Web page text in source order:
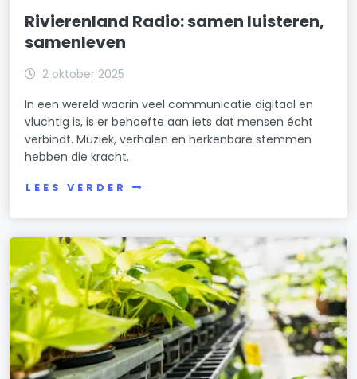
Rivierenland Radio: samen luisteren,
samenleven
2 oktober 2025
In een wereld waarin veel communicatie digitaal en
vluchtig is, is er behoefte aan iets dat mensen écht
verbindt. Muziek, verhalen en herkenbare stemmen
hebben die kracht.
LEES VERDER